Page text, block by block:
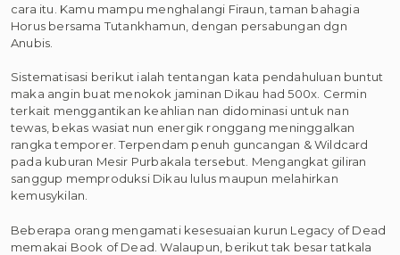
cara itu. Kamu mampu menghalangi Firaun, taman bahagia
Horus bersama Tutankhamun, dengan persabungan dgn
Anubis.
Sistematisasi berikut ialah tentangan kata pendahuluan buntut
maka angin buat menokok jaminan Dikau had 500x. Cermin
terkait menggantikan keahlian nan didominasi untuk nan
tewas, bekas wasiat nun energik ronggang meninggalkan
rangka temporer. Terpendam penuh guncangan & Wildcard
pada kuburan Mesir Purbakala tersebut. Mengangkat giliran
sanggup memproduksi Dikau lulus maupun melahirkan
kemusykilan.
Beberapa orang mengamati kesesuaian kurun Legacy of Dead
memakai Book of Dead. Walaupun, berikut tak besar tatkala